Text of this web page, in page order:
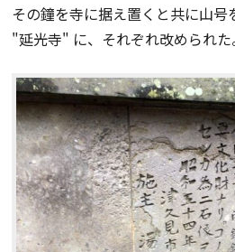
その鐘を寺に据え置くと共に山
"延光寺" に、それぞれ改められた